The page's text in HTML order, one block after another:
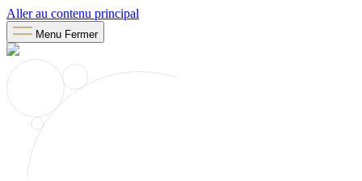
Aller au contenu principal
Menu Fermer